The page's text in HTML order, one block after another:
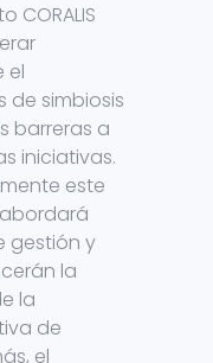
CORALIS
el
de simbiosis
barreras a
iniciativas.
este
abordará
gestión y
la
la
de
el